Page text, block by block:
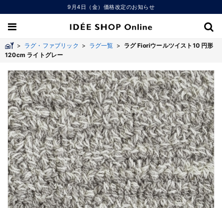
9月4日（金）価格改定のお知らせ
> ラグ・ファブリック > ラグ一覧 > ラグ Fioriウールツイスト10 円形
120cm ライトグレー